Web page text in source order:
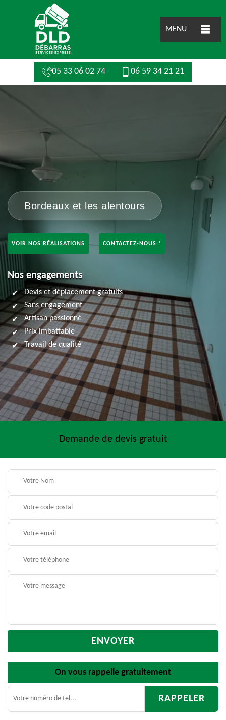
MENU
05 33 06 02 74 06 59 34 21 21
Bordeaux et les alentours
VOIR NOS RÉALISATIONS CONTACTEZ-NOUS !
Nos engagements
Devis et déplacement gratuits
Sans engagement
Artisan passionné
Prix imbattable
Travail de qualité
Demande de devis gratuit
On vous rappelle gratuitement